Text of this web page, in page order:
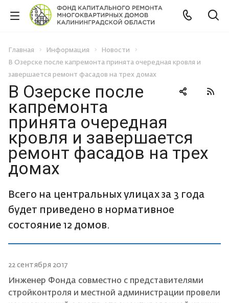
Главная Информация
Новости
В Озерске после капремонта принята очередная кровля и
завершается ремонт фасадов на трех домах
В Озерске после
капремонта
принята очередная
кровля и завершается
ремонт фасадов на трех
домах
Всего на центральных улицах за 3 года
будет приведено в нормативное
состояние 12 домов.
22 сентября 2017
Инженер Фонда совместно с представителями
стройконтроля и местной администрации провели